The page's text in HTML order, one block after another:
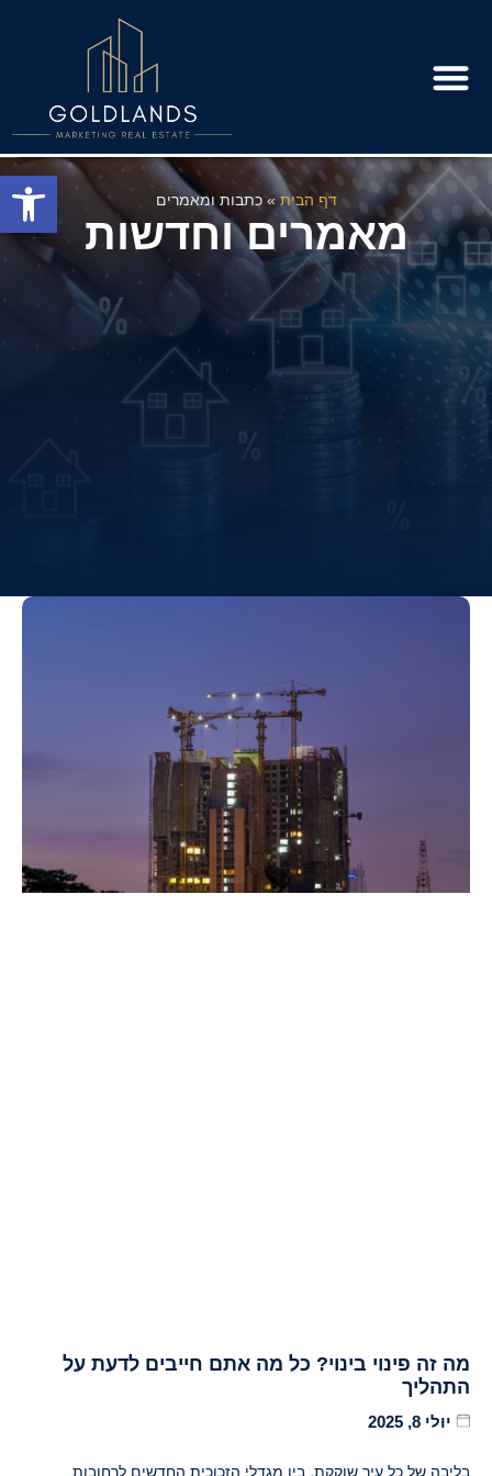
דף הבית»כתבות ומאמרים
מאמרים וחדשות
מה זה פינוי בינוי? כל מה אתם חייבים לדעת על
התהליך
יולי 8, 2025
בליבה של כל עיר שוקקת, בין מגדלי הזכוכית החדשים לרחובות
פתח